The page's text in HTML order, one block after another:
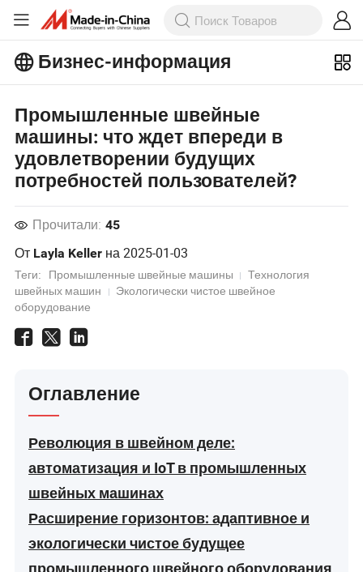
Бизнес-информация
информация!
Просмотреть Больше
Промышленные швейные
машины: что ждет впереди в
удовлетворении будущих
потребностей пользователей?
Прочитали: 45
От Layla Keller на2025-01-03
Теги: Промышленные швейные машины
Технология
швейных машин
Экологически чистое швейное
оборудование
Оглавление
Революция в швейном деле:
автоматизация и IoT в промышленных
швейных машинах
Расширение горизонтов: адаптивное и
экологически чистое будущее
промышленного швейного оборудования